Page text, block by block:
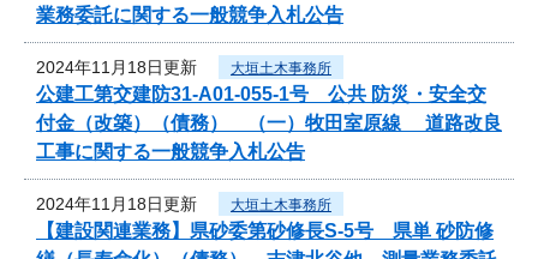
業務委託に関する一般競争入札公告
2024年11月18日更新 大垣土木事務所
公建工第交建防31-A01-055-1号 公共 防災・安全交
付金（改築）（債務） （一）牧田室原線 道路改良
工事に関する一般競争入札公告
2024年11月18日更新 大垣土木事務所
【建設関連業務】県砂委第砂修長S-5号 県単 砂防修